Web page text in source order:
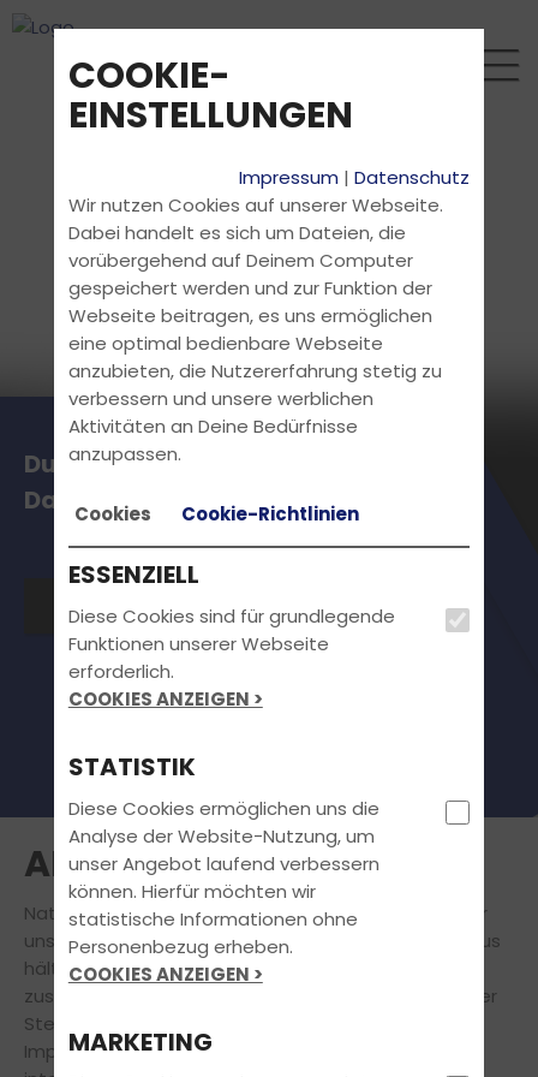
Du willst nichts verpassen?
Dann folg uns auf Instagram!
Alles klar!
AKTUELLES
Natürlich stehtDeineFührerscheinausbildung
für
uns immer an erster Stelle. Doch auch darüber hinaus
hält unsere Fahrschule für Dich eine Vielzahl
zusätzlicher
An dieser
Stelle findest Du aktuelle Informationen und
Impressionen zu Veranstaltungen, News und
COOKIE-
EINSTELLUNGEN
Impressum |Datenschutz
Wir nutzen Cookies auf unserer Webseite.
Dabei handelt es sich um Dateien, die
vorübergehend auf Deinem Computer
gespeichert werden und zur Funktion der
Webseite beitragen, es uns ermöglichen
eine optimal bedienbare Webseite
anzubieten, die Nutzererfahrung stetig zu
verbessern und unsere werblichen
Aktivitäten an Deine Bedürfnisse
anzupassen.
Cookies Cookie-Richtlinien
ESSENZIELL
Diese Cookies sind für grundlegende
Funktionen unserer Webseite
erforderlich.
COOKIES ANZEIGEN >
STATISTIK
Diese Cookies ermöglichen uns die
Analyse der Website-Nutzung, um
unser Angebot laufend verbessern
können. Hierfür möchten wir
statistische Informationen ohne
Personenbezug erheben.
COOKIES ANZEIGEN >
MARKETING